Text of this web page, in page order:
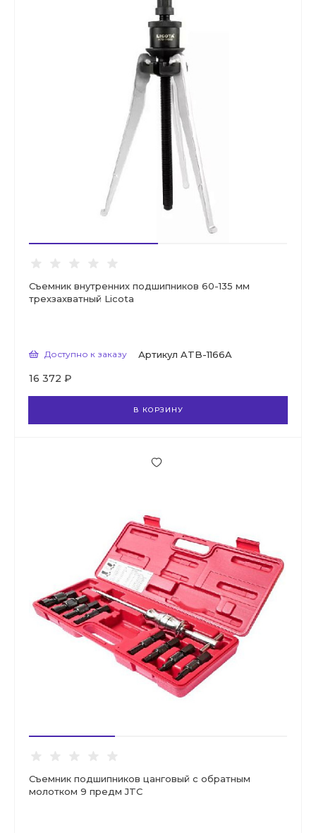
Съемник внутренних подшипников 60-135 мм
трехзахватный Licota
Доступно к заказу Артикул ATB-1166A
16 372 ₽
В КОРЗИНУ
Съемник подшипников цанговый с обратным
молотком 9 предм JTC